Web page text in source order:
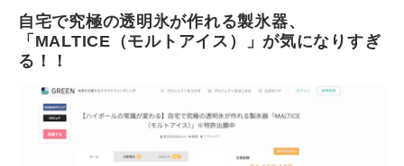
自宅で究極の透明氷が作れる製氷器、
「MALTICE（モルトアイス）」が気になりすぎ
る！！